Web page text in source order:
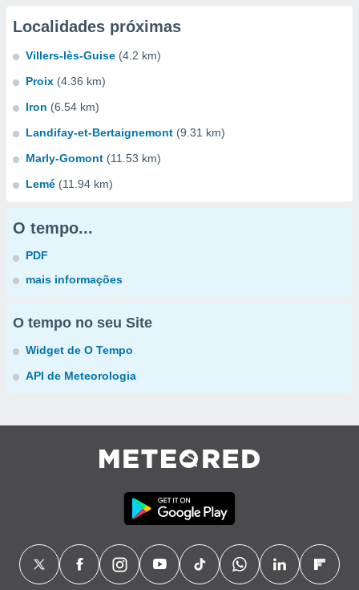
Localidades próximas
Villers-lès-Guise (4.2 km)
Proix (4.36 km)
Iron (6.54 km)
Landifay-et-Bertaignemont (9.31 km)
Marly-Gomont (11.53 km)
Lemé (11.94 km)
O tempo...
PDF
mais informações
O tempo no seu Site
Widget de O Tempo
API de Meteorologia